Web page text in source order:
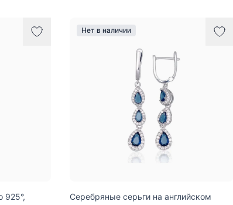
925°,
Нет в наличии
Серебряные серьги на английском